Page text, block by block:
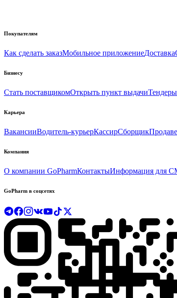
Покупателям
Как сделать заказМобильное приложениеДоставка
Бизнесу
Стать поставщикомОткрыть пункт выдачиТендеры
Карьера
ВакансииВодитель-курьерКассирСборщик
Компания
О компании GoPharmКонтактыИнформация для
GoPharm в соцсетях